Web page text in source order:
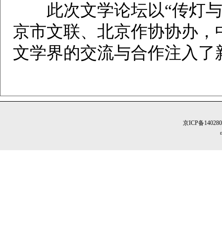
此次文学论坛以“传灯与
京市文联、北京作协协办
文学界的交流与合作注入了
京ICP备